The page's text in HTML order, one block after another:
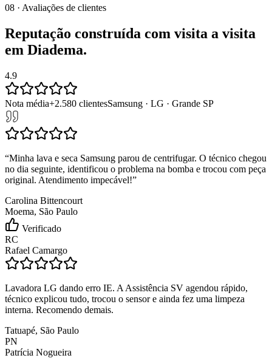
08 · Avaliações de clientes
Reputação construída com visita a visita
em Diadema.
4.9
Nota média+2.580 clientesSamsung · LG · Grande SP
“Minha lava e seca Samsung parou de centrifugar. O técnico chegou
no dia seguinte, identificou o problema na bomba e trocou com peça
original. Atendimento impecável!”
Carolina Bittencourt
Moema, São Paulo
Verificado
RC
Rafael Camargo
Lavadora LG dando erro IE. A Assistência SV agendou rápido,
técnico explicou tudo, trocou o sensor e ainda fez uma limpeza
interna. Recomendo demais.
Tatuapé, São Paulo
PN
Patrícia Nogueira